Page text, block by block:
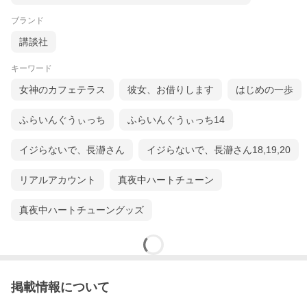
ブランド
講談社
キーワード
女神のカフェテラス 彼女、お借りします はじめの一歩
ふらいんぐうぃっち ふらいんぐうぃっち14
イジらないで、長瀞さん イジらないで、長瀞さん18,19,20
リアルアカウント 真夜中ハートチューン
真夜中ハートチューングッズ
掲載情報について